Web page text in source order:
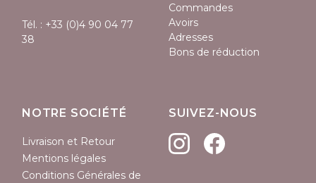
Tél. : +33 (0)4 90 04 77
38
Commandes
Avoirs
Adresses
Bons de réduction
NOTRE SOCIÉTÉ
Livraison et Retour
Mentions légales
Conditions Générales de
SUIVEZ-NOUS